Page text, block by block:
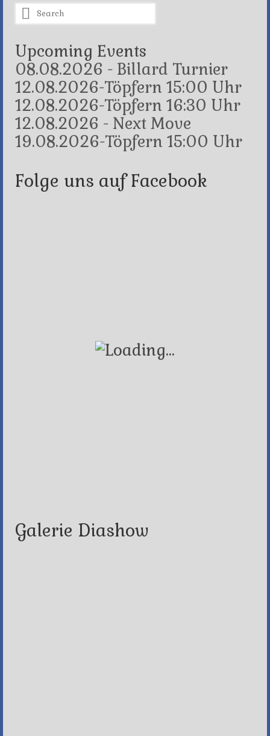
Search
for:
Upcoming Events
08.08.2026 - Billard Turnier
12.08.2026-Töpfern 15:00 Uhr
12.08.2026-Töpfern 16:30 Uhr
12.08.2026 - Next Move
19.08.2026-Töpfern 15:00 Uhr
Folge uns auf Facebook
Galerie Diashow